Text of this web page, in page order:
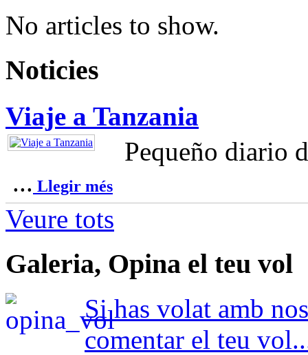
No articles to show.
Noticies
Viaje a Tanzania
Pequeño diario
... Llegir més
Veure tots
Galeria, Opina el teu vol
Si has volat amb
comentar el teu